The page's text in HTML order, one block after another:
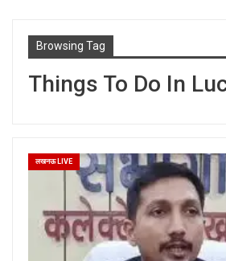
Browsing Tag
Things To Do In
लखनऊ LIVE